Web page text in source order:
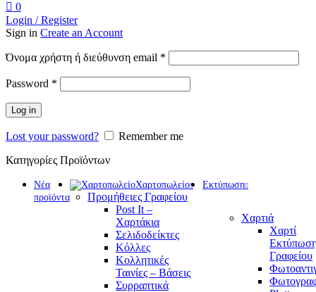
0
Login / Register
Sign in Create an Account
Όνομα χρήστη ή διεύθυνση email *
Password *
Log in
Lost your password?
Remember me
Κατηγορίες Προϊόντων
Νέα
προϊόντα
Χαρτοπωλείο
Προμήθειες Γραφείου
Post It –
Χαρτάκια
Σελιδοδείκτες
Κόλλες
Κολλητικές
Ταινίες – Βάσεις
Συρραπτικά
Εκτύπωση
Χαρτιά
Χαρτί
Γραφείου